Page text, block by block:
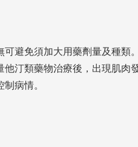
可避免須加大用藥劑量及種
他汀類藥物治療後，出現肌
病情。